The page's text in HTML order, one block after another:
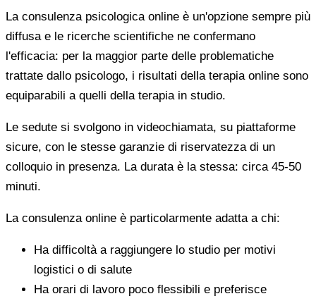
La consulenza psicologica online è un'opzione sempre più
diffusa e le ricerche scientifiche ne confermano
l'efficacia: per la maggior parte delle problematiche
trattate dallo psicologo, i risultati della terapia online sono
equiparabili a quelli della terapia in studio.
Le sedute si svolgono in videochiamata, su piattaforme
sicure, con le stesse garanzie di riservatezza di un
colloquio in presenza. La durata è la stessa: circa 45-50
minuti.
La consulenza online è particolarmente adatta a chi:
Ha difficoltà a raggiungere lo studio per motivi
logistici o di salute
Ha orari di lavoro poco flessibili e preferisce